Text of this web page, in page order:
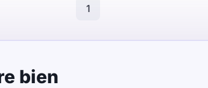
1
bien